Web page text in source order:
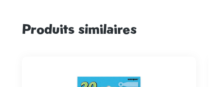
Ignorer la galerie de produits
Produits similaires